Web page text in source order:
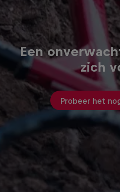
Een
zich
Probeer het